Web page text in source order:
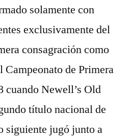
solamente con
exclusivamente del
consagración como
Campeonato de Primera
Newell’s Old
título nacional de
siguiente jugó junto a